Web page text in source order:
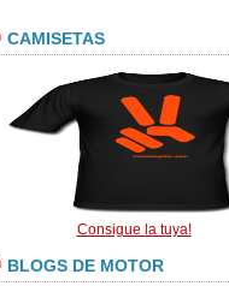
CAMISETAS
Consigue la tuya!
BLOGS DE MOTOR